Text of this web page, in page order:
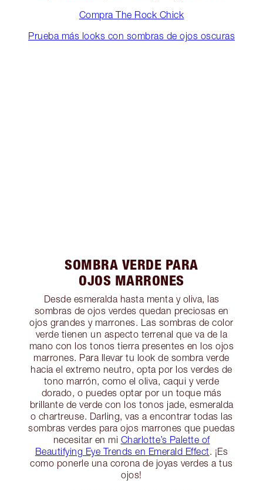
Compra The Rock Chick
Prueba más looks con sombras de ojos oscuras
SOMBRA VERDE PARA
OJOS MARRONES
Desde esmeralda hasta menta y oliva, las
sombras de ojos verdes quedan preciosas en
ojos grandes y marrones. Las sombras de color
verde tienen un aspecto terrenal que va de la
mano con los tonos tierra presentes en los ojos
marrones. Para llevar tu look de sombra verde
hacia el extremo neutro, opta por los verdes de
tono marrón, como el oliva, caqui y verde
dorado, o puedes optar por un toque más
brillante de verde con los tonos jade, esmeralda
o chartreuse. Darling, vas a encontrar todas las
sombras verdes para ojos marrones que puedas
necesitar en mi Charlotte’s Palette of
Beautifying Eye Trends en Emerald Effect. ¡Es
como ponerle una corona de joyas verdes a tus
ojos!